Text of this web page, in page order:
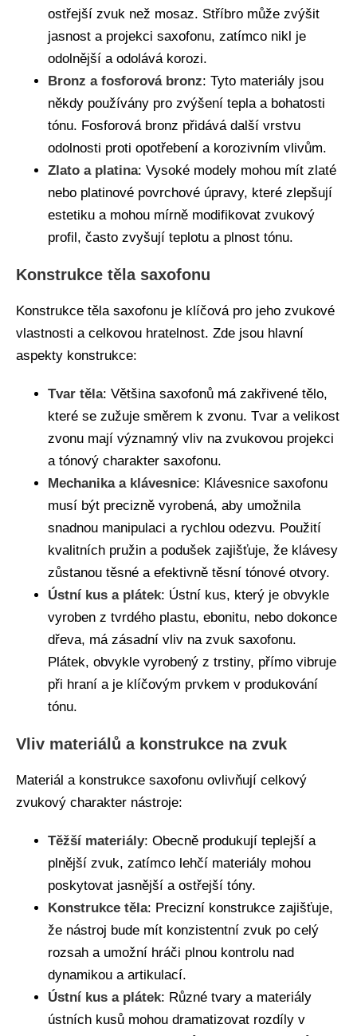
ostřejší zvuk než mosaz. Stříbro může zvýšit
jasnost a projekci saxofonu, zatímco nikl je
odolnější a odolává korozi.
Bronz a fosforová bronz: Tyto materiály jsou
někdy používány pro zvýšení tepla a bohatosti
tónu. Fosforová bronz přidává další vrstvu
odolnosti proti opotřebení a korozivním vlivům.
Zlato a platina: Vysoké modely mohou mít zlaté
nebo platinové povrchové úpravy, které zlepšují
estetiku a mohou mírně modifikovat zvukový
profil, často zvyšují teplotu a plnost tónu.
Konstrukce těla saxofonu
Konstrukce těla saxofonu je klíčová pro jeho zvukové
vlastnosti a celkovou hratelnost. Zde jsou hlavní
aspekty konstrukce:
Tvar těla: Většina saxofonů má zakřivené tělo,
které se zužuje směrem k zvonu. Tvar a velikost
zvonu mají významný vliv na zvukovou projekci
a tónový charakter saxofonu.
Mechanika a klávesnice: Klávesnice saxofonu
musí být precizně vyrobená, aby umožnila
snadnou manipulaci a rychlou odezvu. Použití
kvalitních pružin a podušek zajišťuje, že klávesy
zůstanou těsné a efektivně těsní tónové otvory.
Ústní kus a plátek: Ústní kus, který je obvykle
vyroben z tvrdého plastu, ebonitu, nebo dokonce
dřeva, má zásadní vliv na zvuk saxofonu.
Plátek, obvykle vyrobený z trstiny, přímo vibruje
při hraní a je klíčovým prvkem v produkování
tónu.
Vliv materiálů a konstrukce na zvuk
Materiál a konstrukce saxofonu ovlivňují celkový
zvukový charakter nástroje:
Těžší materiály: Obecně produkují teplejší a
plnější zvuk, zatímco lehčí materiály mohou
poskytovat jasnější a ostřejší tóny.
Konstrukce těla: Precizní konstrukce zajišťuje,
že nástroj bude mít konzistentní zvuk po celý
rozsah a umožní hráči plnou kontrolu nad
dynamikou a artikulací.
Ústní kus a plátek: Různé tvary a materiály
ústních kusů mohou dramatizovat rozdíly v